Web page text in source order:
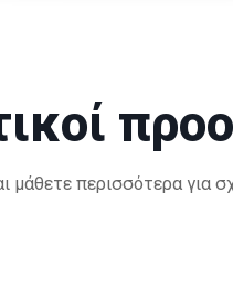
μάθετε περισσότερα για